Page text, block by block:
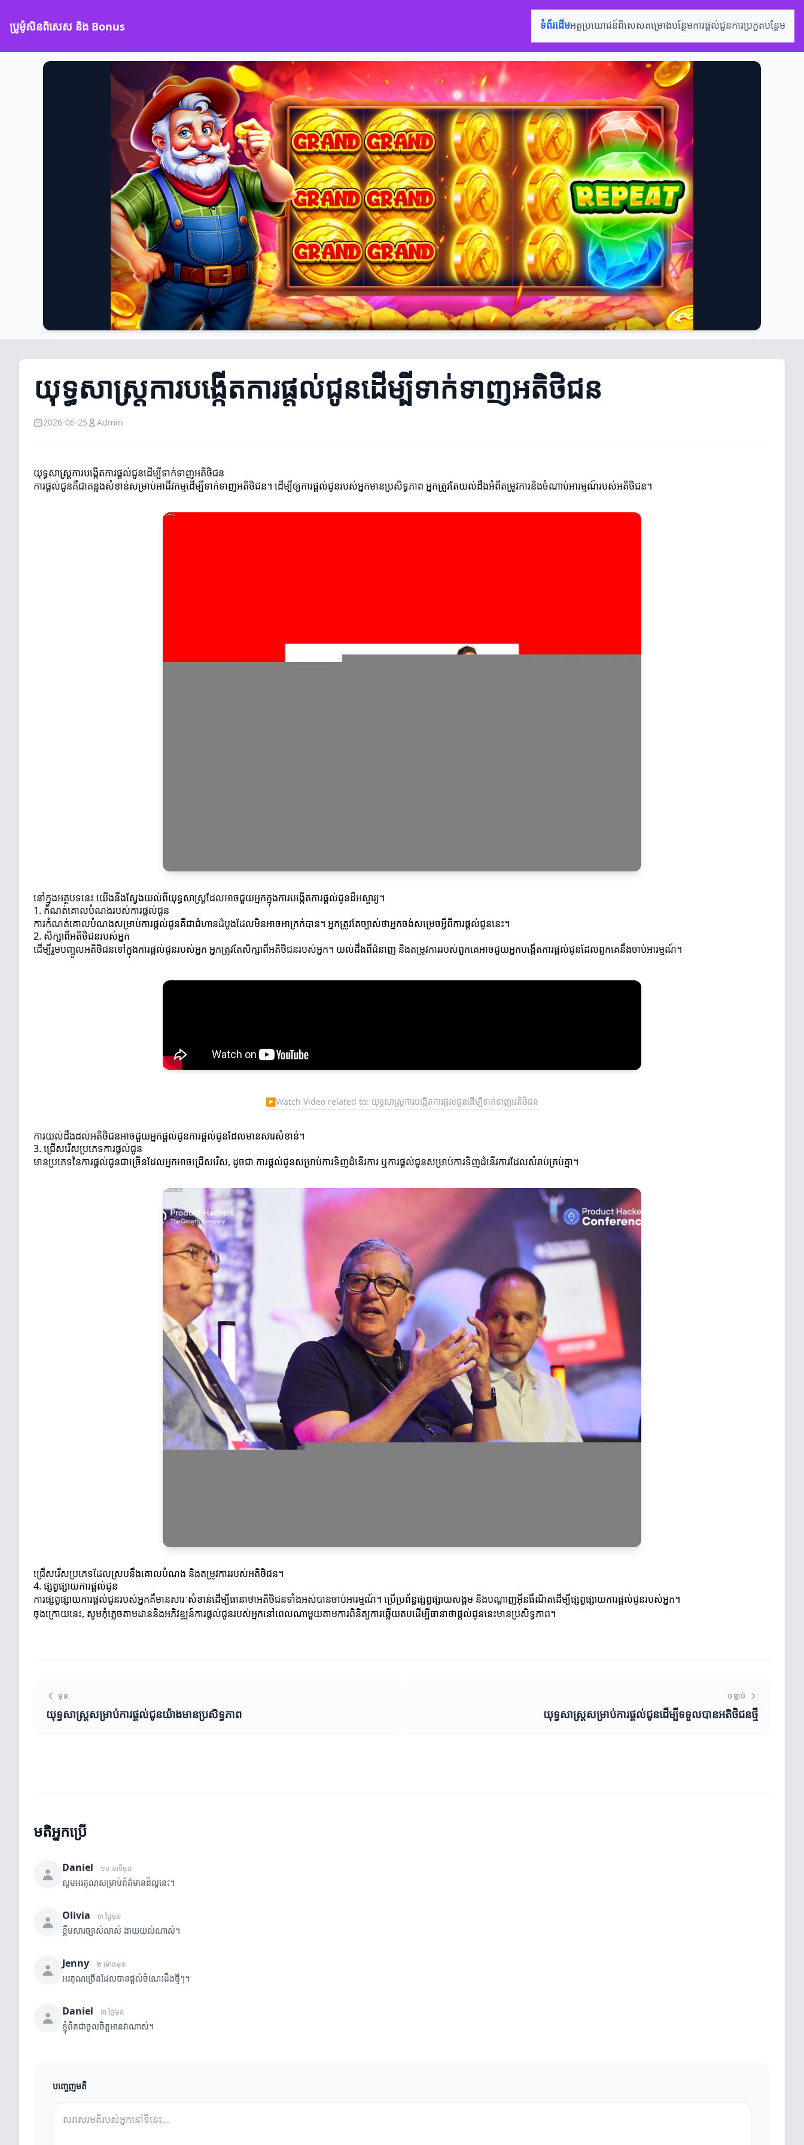
ប្រូម៉ូសិនពិសេស និង Bonus ទំព័រដើមអត្ថប្រយោជន៍ពិសេសគម្រោងបន្ថែមការផ្តល់ជូនការប្រកួតបន្ថែម
យុទ្ធសាស្ត្រការបង្កើតការផ្តល់ជូនដើម្បីទាក់ទាញអតិថិជន
2026-06-25 Admin
យុទ្ធសាស្ត្រការបង្កើតការផ្តល់ជូនដើម្បីទាក់ទាញអតិថិជន
ការផ្តល់ជូនគឺជាគន្លងសំខាន់សម្រាប់អាជីវកម្មដើម្បីទាក់ទាញអតិថិជន។ ដើម្បីឲ្យការផ្តល់ជូនរបស់អ្នកមានប្រសិទ្ធភាព អ្នកត្រូវតែយល់ដឹងអំពីតម្រូវការនិងចំណាប់អារម្មណ៍របស់អតិថិជន។
នៅក្នុងអត្ថបទនេះ យើងនឹងស្វែងយល់ពីយុទ្ធសាស្ត្រដែលអាចជួយអ្នកក្នុងការបង្កើតការផ្តល់ជូនដ៏អស្ចារ្យ។
1. កំណត់គោលបំណងរបស់ការផ្តល់ជូន
ការកំណត់គោលបំណងសម្រាប់ការផ្តល់ជូនគឺជាជំហានដំបូងដែលមិនអាចអាក្រក់បាន។ អ្នកត្រូវតែច្បាស់ថាអ្នកចង់សម្រេចអ្វីពីការផ្តល់ជូននេះ។
2. សិក្សាពីអតិថិជនរបស់អ្នក
ដើម្បីរួមបញ្ចូលអតិថិជនទៅក្នុងការផ្តល់ជូនរបស់អ្នក អ្នកត្រូវតែសិក្សាពីអតិថិជនរបស់អ្នក។ យល់ដឹងពីជំនាញ និងតម្រូវការរបស់ពួកគេអាចជួយអ្នកបង្កើតការផ្តល់ជូនដែលពួកគេនឹងចាប់អារម្មណ៍។
▶Watch Video related to: យុទ្ធសាស្ត្រការបង្កើតការផ្តល់ជូនដើម្បីទាក់ទាញអតិថិជន
ការយល់ដឹងដល់អតិថិជនអាចជួយអ្នកផ្តល់ជូនការផ្តល់ជូនដែលមានសារសំខាន់។
3. ជ្រើសរើសប្រភេទការផ្តល់ជូន
មានប្រភេទនៃការផ្តល់ជូនជាច្រើនដែលអ្នកអាចជ្រើសរើស, ដូចជា ការផ្តល់ជូនសម្រាប់ការទិញដំនើរការ ឬការផ្តល់ជូនសម្រាប់ការទិញដំនើរការដែលសំរាប់គ្រប់គ្នា។
ជ្រើសរើសប្រភេទដែលស្របនឹងគោលបំណង និងតម្រូវការរបស់អតិថិជន។
4. ផ្សព្វផ្សាយការផ្តល់ជូន
ការផ្សព្វផ្សាយការផ្តល់ជូនរបស់អ្នកគឺមានសារៈសំខាន់ដើម្បីធានាថាអតិថិជនទាំងអស់បានចាប់អារម្មណ៍។ ប្រើប្រព័ន្ធផ្សព្វផ្សាយសង្គម និងបណ្ដាញអ៊ីនធឺណិតដើម្បីផ្សព្វផ្សាយការផ្តល់ជូនរបស់អ្នក។
ចុងក្រោយនេះ, សូមកុំភ្លេចតាមដាននិងអភិវឌ្ឍន៍ការផ្តល់ជូនរបស់អ្នកនៅពេលណាមួយតាមការពិនិត្យការឆ្លើយតបដើម្បីធានាថាផ្តល់ជូននេះមានប្រសិទ្ធភាព។
មុន
យុទ្ធសាស្ត្រសម្រាប់ការផ្តល់ជូនយ៉ាងមានប្រសិទ្ធភាព
បន្ទាប់
យុទ្ធសាស្ត្រសម្រាប់ការផ្តល់ជូនដើម្បីទទួលបានអតិថិជនថ្មី
មតិអ្នកប្រើ
Daniel ១០ នាទីមុន
សូមអរគុណសម្រាប់ព័ត៌មានដ៏ល្អនេះ។
Olivia ៣ ថ្ងៃមុន
ខ្លឹមសារច្បាស់លាស់ ងាយយល់ណាស់។
Jenny ២ ម៉ោងមុន
អរគុណច្រើនដែលបានផ្តល់ចំណេះដឹងថ្មីៗ។
Daniel ៣ ថ្ងៃមុន
ខ្ញុំពិតជាចូលចិត្តអានវាណាស់។
បញ្ចេញមតិ